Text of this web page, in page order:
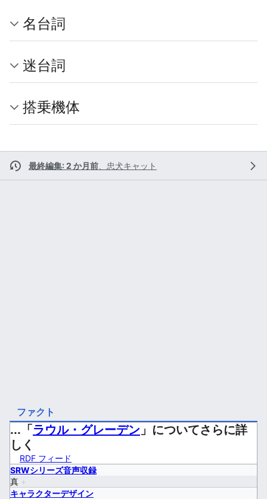
名台詞
迷台詞
搭乗機体
最終編集: 2 か月前 忠犬キャット
ファクト
...「ラウル・グレーデン 」についてさらに詳
しく
RDF フィード
SRWシリーズ音声収録
真 +
キャラクターデザイン